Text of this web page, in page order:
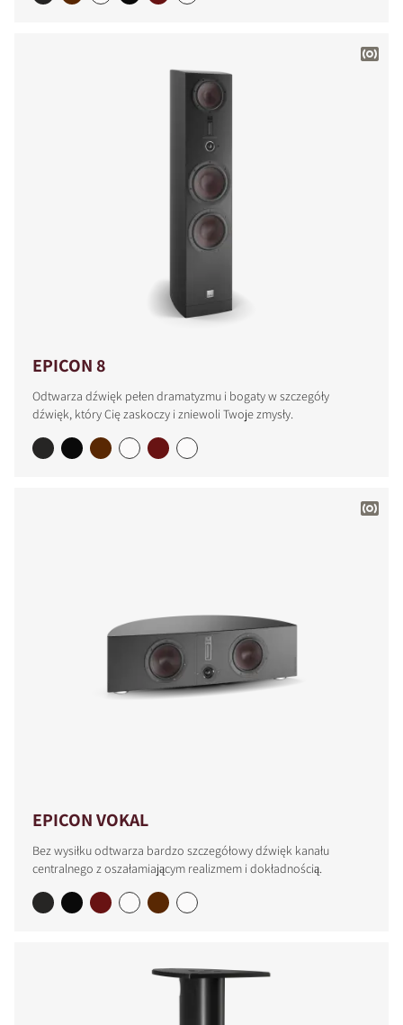
EPICON 8
Odtwarza dźwięk pełen dramatyzmu i bogaty w szczegóły
dźwięk, który Cię zaskoczy i zniewoli Twoje zmysły.
EPICON VOKAL
Bez wysiłku odtwarza bardzo szczegółowy dźwięk kanału
centralnego z oszałamiającym realizmem i dokładnością.